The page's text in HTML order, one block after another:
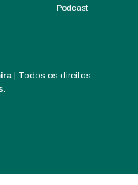
Podcast
| Todos os direitos